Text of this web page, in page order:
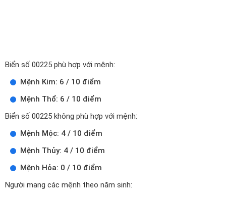
Biển số 00225 phù hợp với mệnh:
Mệnh Kim: 6 / 10 điểm
Mệnh Thổ: 6 / 10 điểm
Biển số 00225 không phù hợp với mệnh:
Mệnh Mộc: 4 / 10 điểm
Mệnh Thủy: 4 / 10 điểm
Mệnh Hỏa: 0 / 10 điểm
Người mang các mệnh theo năm sinh: